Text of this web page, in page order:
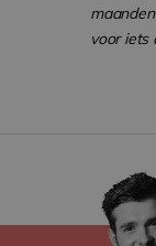
voor iets